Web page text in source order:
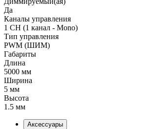
Да
Каналы управления
1 CH (1 канал - Mono)
Тип управления
PWM (ШИМ)
Габариты
Длина
5000 мм
Ширина
5 мм
Высота
1.5 мм
Аксессуары